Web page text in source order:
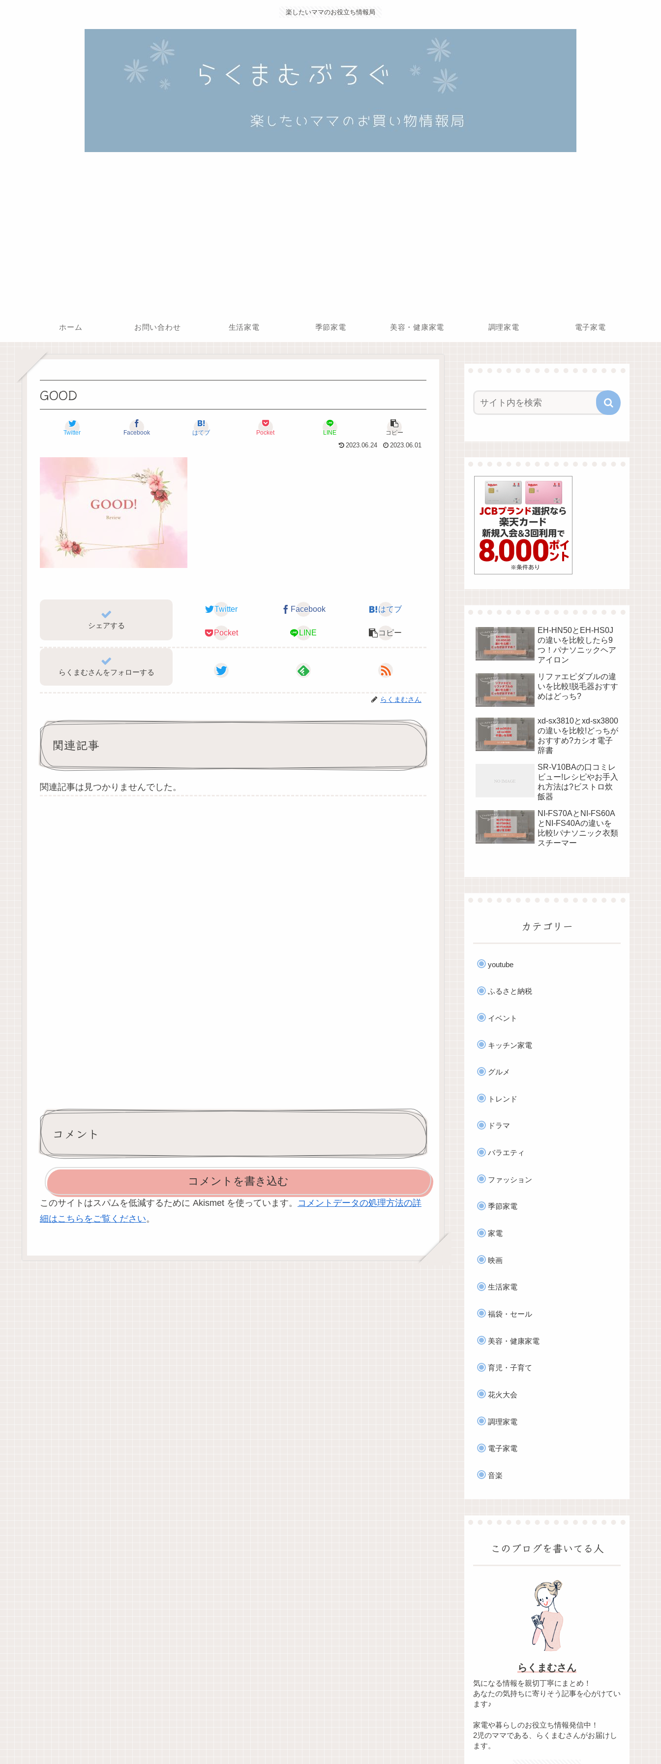
楽したいママのお役立ち情報局
ホーム お問い合わせ 生活家電 季節家電 美容・健康家電 調理家電 電子家電
GOOD
Twitter Facebook はてブ Pocket LINE
コピー
2023.06.24
2023.06.01
シェアする
Twitter Facebook はてブ
Pocket LINE コピー
らくまむさんをフォローする
らくまむさん
関連記事
関連記事は見つかりませんでした。
コメント
コメントを書き込む
このサイトはスパムを低減するために Akismet を使っています。 コメントデータの処理方法の詳
細はこちらをご覧ください。
EH-HN50とEH-HS0J
の違いを比較したら9
つ！パナソニックヘア
アイロン
リファエピダブルの違
いを比較!脱毛器おすす
めはどっち?
xd-sx3810とxd-sx3800
の違いを比較!どっちが
おすすめ?カシオ電子
辞書
SR-V10BAの口コミレ
ビュー!レシピやお手入
れ方法は?ビストロ炊
飯器
NI-FS70AとNI-FS60A
とNI-FS40Aの違いを
比較!パナソニック衣類
スチーマー
カテゴリー
youtube
ふるさと納税
イベント
キッチン家電
グルメ
トレンド
ドラマ
バラエティ
ファッション
季節家電
家電
映画
生活家電
福袋・セール
美容・健康家電
育児・子育て
花火大会
調理家電
電子家電
音楽
このブログを書いてる人
らくまむさん
気になる情報を親切丁寧にまとめ！
あなたの気持ちに寄りそう記事を心がけてい
ます♪
家電や暮らしのお役立ち情報発信中！
2児のママである、らくまむさんがお届けし
ます。